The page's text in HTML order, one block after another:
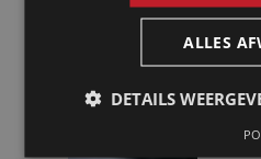
ALLES
DETAILS